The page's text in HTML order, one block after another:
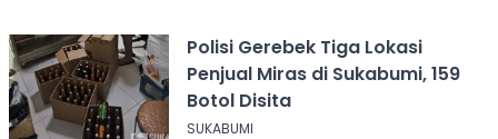
Polisi Gerebek Tiga Lokasi
Penjual Miras di Sukabumi, 159
Botol Disita
SUKABUMI